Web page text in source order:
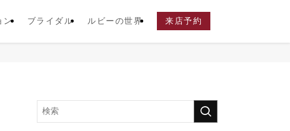
ン ブライダル ルビーの世界 来店予約